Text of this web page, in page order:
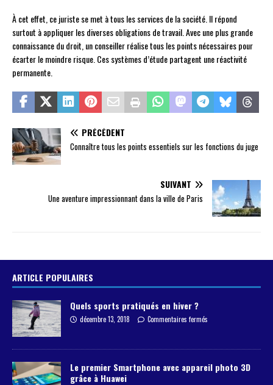
À cet effet, ce juriste se met à tous les services de la société. Il répond
surtout à appliquer les diverses obligations de travail. Avec une plus grande
connaissance du droit, un conseiller réalise tous les points nécessaires pour
écarter le moindre risque. Ces systèmes d’étude partagent une réactivité
permanente.
PRÉCÉDENT
Connaître tous les points essentiels sur les fonctions du juge
SUIVANT
Une aventure impressionnant dans la ville de Paris
ARTICLE POPULAIRES
Quels sports pratiqués en hiver ?
décembre 13, 2018 Commentaires fermés
Le premier Smartphone avec appareil photo 3D
grâce à Huawei